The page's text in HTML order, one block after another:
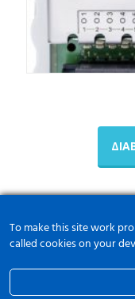
To make this site work
called cookies on your